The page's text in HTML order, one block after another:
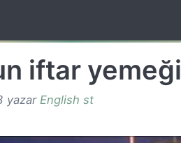
iftar yemeği
yazar English st